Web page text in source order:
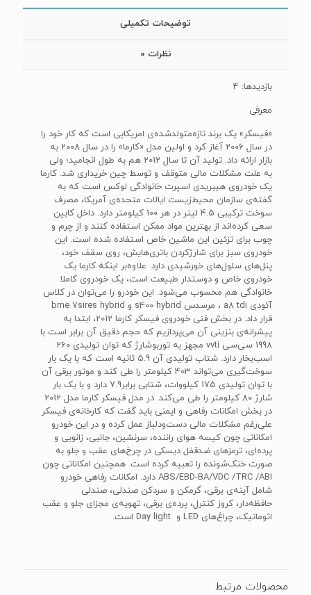
توضیحات تکمیلی
نظرات 0
بازدیدها: 4
معرفی
«فیسکر» یک برند تازه‌متولدشده‌ی امریکایی است که کار خود را
در سال 2006 آغاز کرد و اولین مدل «کارما» را در سال 2008 به
بازار ارائه داد. تولید آن تا سال 2012 هم به طول انجامید؛ ولی
به علت مشکلات مالی متوقف و توسط چین خریداری شد. کارما
یک خودروی هیبریدی اسپرت خانوادگی لوکس است که به
گفته‌ی سازمان محیط‌زیست ایالات متحده‌ی آمریکا، مصرف
سوخت ترکیبی 4.5 لیتر در هر 100 کیلومتر دارد. داخل کابین
سعی کرده‌اند از بهترین مواد ممکن استفاده کنند و از چرم و
چوب برای تزئین این ماشین خاص استفاده شده است. این
خودروی سبز برای شارژکردن باتری‌هایش، روی سقف خود،
پنل‌های سلول‌های خورشیدی دارد. علاوه‌بر اینکه کارما یک
خودروی خاص و دوستدار طبیعت است، یک خودروی کاملا
خانوادگی هم محسوب می‌شود. این خودرو را می‌توان در کلاس
آئودی a8 tdi ، مرسدس s400 hybrid و bme 7sires hybrid
قرار داد. در بخش فنی خودروی فیسکر کارما 2012، ابتدا به
پیشرانه‌ی بنزینی آن می‌پردازیم که حجم دقیق آن برابر است با
1998 سی‌سی vvti مجهز به توربوشارژ که توان تولیدی 260
اسب‌بخار دارد. شتاب تولیدی آن 5.9 ثانیه است که با یک بار
سوخت‌گیری می‌تواند 403 کیلومتر را طی کند و موتور برقی آن
با توان تولیدی 175 کیلووات، شتابی برابر7.9 دارد و با یک بار
شارژ 80 کیلومتر را طی می‌کند. در مدل فیسکر کارما مدل 2012
در بخش امکانات رفاهی و ایمنی باید گفت که کارخانه‌ی فیسکر
علی‌رغم مشکلات مالی دست‌ودلباز عمل کرده و در این خودرو
امکاناتی چون کیسه هوای راننده، سرنشین، جانبی، زانویی و
پرده‌ای، ترمزهای ضدقفل دیسکی در چرخ‌های عقب و جلو به
صورت خنک‌شونده را تعبیه کرده است. همچنین امکاناتی چون
ABS/EBD-BA/VDC /TRC /ABI دارد. امکانات رفاهی خودرو
شامل آینه‌ی برقی، گرمکن و سردکن صندلی، صندلی
حافظه‌دار، کروز کنترل، پرده‌ی برقی، تهویه‌ی مجزای جلو و عقب
اتوماتیک، چراغ‌های LED و Day light است.
محصولات مرتبط